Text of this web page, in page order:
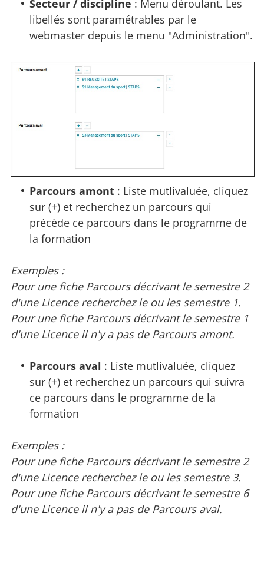
Secteur / discipline : Menu déroulant. Les
libellés sont paramétrables par le
webmaster depuis le menu "Administration".
Parcours amont : Liste mutlivaluée, cliquez
sur (+) et recherchez un parcours qui
précède ce parcours dans le programme de
la formation
Exemples :
Pour une fiche Parcours décrivant le semestre 2
d'une Licence recherchez le ou les semestre 1.
Pour une fiche Parcours décrivant le semestre 1
d'une Licence il n'y a pas de Parcours amont.
Parcours aval : Liste mutlivaluée, cliquez
sur (+) et recherchez un parcours qui suivra
ce parcours dans le programme de la
formation
Exemples :
Pour une fiche Parcours décrivant le semestre 2
d'une Licence recherchez le ou les semestre 3.
Pour une fiche Parcours décrivant le semestre 6
d'une Licence il n'y a pas de Parcours aval.